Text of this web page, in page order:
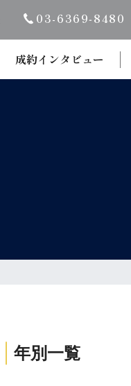
03-6369‐8480
成約インタビュー
年別一覧